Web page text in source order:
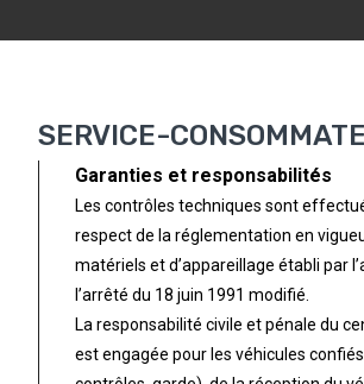
SERVICE-
Garanties et responsabilités
Les contrôles techniques sont
respect de la réglementation en
matériels et d’appareillage établi par
l’arrêté du 18 juin 1991 modifié.
La responsabilité civile et pénale du
est engagée pour les véhicules